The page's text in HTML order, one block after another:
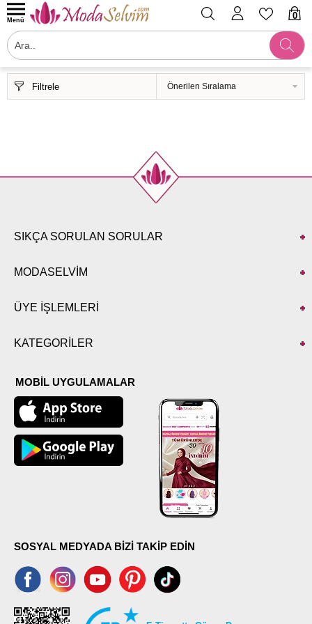
0
Menü
Filtrele
SIKÇA SORULAN SORULAR
MODASELVİM
ÜYE İŞLEMLERİ
KATEGORİLER
MOBİL UYGULAMALAR
SOSYAL MEDYADA BİZİ TAKİP EDİN